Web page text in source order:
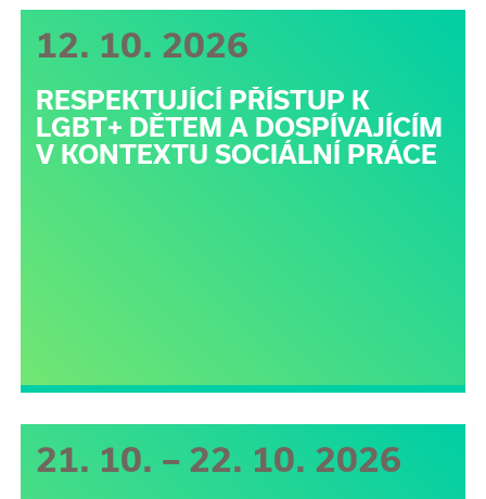
12. 10. 2026
RESPEKTUJÍCÍ PŘÍSTUP K
LGBT+ DĚTEM A DOSPÍVAJÍCÍM
V KONTEXTU SOCIÁLNÍ PRÁCE
21. 10. – 22. 10. 2026